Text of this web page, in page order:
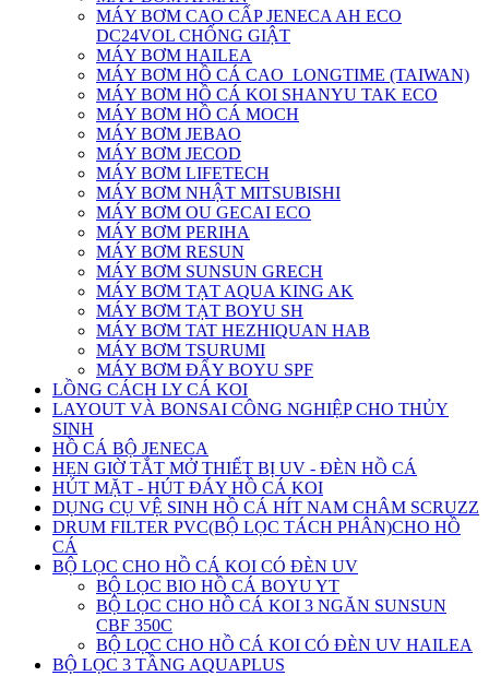
MÁY BƠM CAO CẤP JENECA AH ECO
DC24VOL CHỐNG GIẬT
MÁY BƠM HAILEA
MÁY BƠM HỒ CÁ CAO_LONGTIME (TAIWAN)
MÁY BƠM HỒ CÁ KOI SHANYU TAK ECO
MÁY BƠM HỒ CÁ MOCH
MÁY BƠM JEBAO
MÁY BƠM JECOD
MÁY BƠM LIFETECH
MÁY BƠM NHẬT MITSUBISHI
MÁY BƠM OU GECAI ECO
MÁY BƠM PERIHA
MÁY BƠM RESUN
MÁY BƠM SUNSUN GRECH
MÁY BƠM TẠT AQUA KING AK
MÁY BƠM TẠT BOYU SH
MÁY BƠM TAT HEZHIQUAN HAB
MÁY BƠM TSURUMI
MÁY BƠM ĐẨY BOYU SPF
LỒNG CÁCH LY CÁ KOI
LAYOUT VÀ BONSAI CÔNG NGHIỆP CHO THỦY
SINH
HỒ CÁ BỘ JENECA
HẸN GIỜ TẮT MỞ THIẾT BỊ UV - ĐÈN HỒ CÁ
HÚT MẶT - HÚT ĐÁY HỒ CÁ KOI
DỤNG CỤ VỆ SINH HỒ CÁ HÍT NAM CHÂM SCRUZZ
DRUM FILTER PVC(BỘ LỌC TÁCH PHÂN)CHO HỒ
CÁ
BỘ LỌC CHO HỒ CÁ KOI CÓ ĐÈN UV
BỘ LỌC BIO HỒ CÁ BOYU YT
BỘ LỌC CHO HỒ CÁ KOI 3 NGĂN SUNSUN
CBF 350C
BỘ LỌC CHO HỒ CÁ KOI CÓ ĐÈN UV HAILEA
BỘ LỌC 3 TẦNG AQUAPLUS